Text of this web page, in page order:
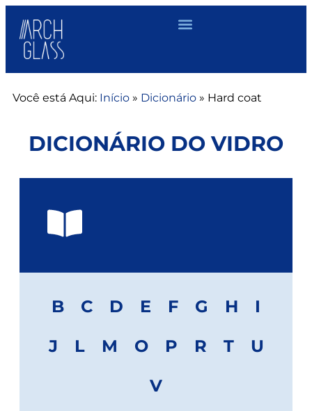
Você está Aqui: Início » Dicionário » Hard coat
DICIONÁRIO DO VIDRO
B C D E F G H
I
J
L M O P R T
U
V